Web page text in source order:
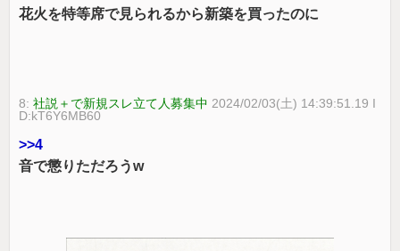
花火を特等席で見られるから新築を買ったのに
8:社説＋で新規スレ立て人募集中 2024/02/03(土) 14:39:51.19 I
D:kT6Y6MB60
>>4
音で懲りただろうw